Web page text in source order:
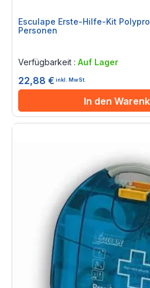
Esculape Erste-Hilfe-Kit
Personen
Verfügbarkeit : Auf Lager
22,88 € inkl. MwSt.
In den